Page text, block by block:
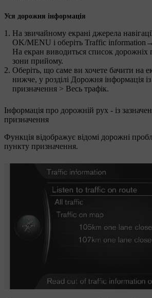
Уся дорожня інформація
На звичайному екрані джерела
OK/MENU і оберіть Traffic information →
На екран виводиться список дорожніх
зони прийому.
Оберіть, що саме ви хочете бачити на
нижче, у розділі Дорожня інформація
призначення > Весь трафік.
Інформація про дорожній рух - із
призначення
Функція відображує відомі дорожні
пункту призначення.